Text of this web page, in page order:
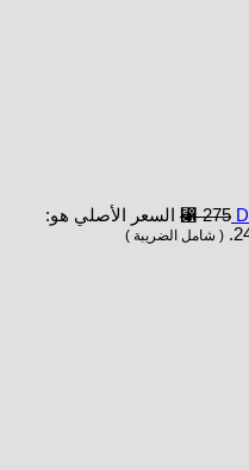
⃁275
السعر الأصلي هو:
( شامل الضريبة )